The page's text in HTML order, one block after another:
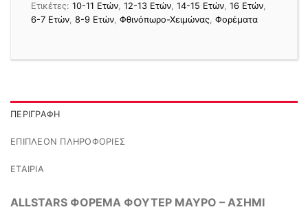
Ετικέτες: 10-11 Ετών, 12-13 Ετών, 14-15 Ετών, 16 Ετών,
6-7 Ετών, 8-9 Ετών, Φθινόπωρο-Χειμώνας, Φορέματα
ΠΕΡΙΓΡΑΦΉ
ΕΠΙΠΛΈΟΝ ΠΛΗΡΟΦΟΡΊΕΣ
ΕΤΑΙΡΊΑ
ALLSTARS ΦΟΡΕΜΑ ΦΟΥΤΕΡ ΜΑΥΡΟ – ΑΣΗΜΙ